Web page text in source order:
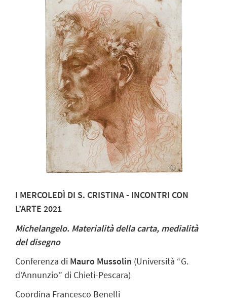
I MERCOLEDÌ DI S. CRISTINA - INCONTRI CON
L’ARTE 2021
Michelangelo. Materialità della carta, medialità
del disegno
Conferenza di Mauro Mussolin (Università “G.
d’Annunzio” di Chieti-Pescara)
Coordina Francesco Benelli